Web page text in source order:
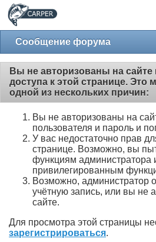
Сообщение форума
Вы не авторизованы на сайте
доступа к этой странице. Это
одной из нескольких причин:
Вы не авторизованы на
пользователя и пароль и
У вас недостаточно прав
странице. Возможно, вы
функциям администратора
привилегированным
Возможно, администратор
учётную запись, или вы не
сайте.
Для просмотра этой страницы
зарегистрироваться.